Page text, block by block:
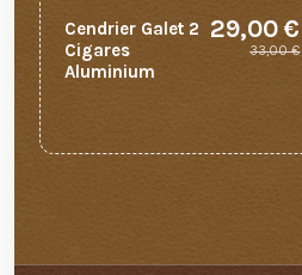
Cendrier Galet 2
Cigares
Aluminium
29,00 €
33,00 €